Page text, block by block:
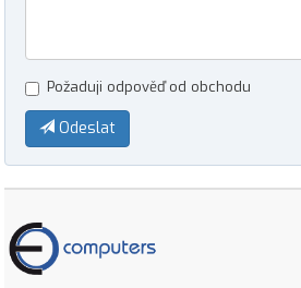
Požaduji odpověď od obchodu
Odeslat